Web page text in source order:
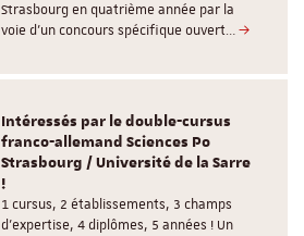
Strasbourg en quatrième année par la
voie d’un concours spécifique ouvert…
Intéressés par le double-cursus
franco-allemand Sciences Po
Strasbourg / Université de la Sarre
!
1 cursus, 2 établissements, 3 champs
d’expertise, 4 diplômes, 5 années ! Un